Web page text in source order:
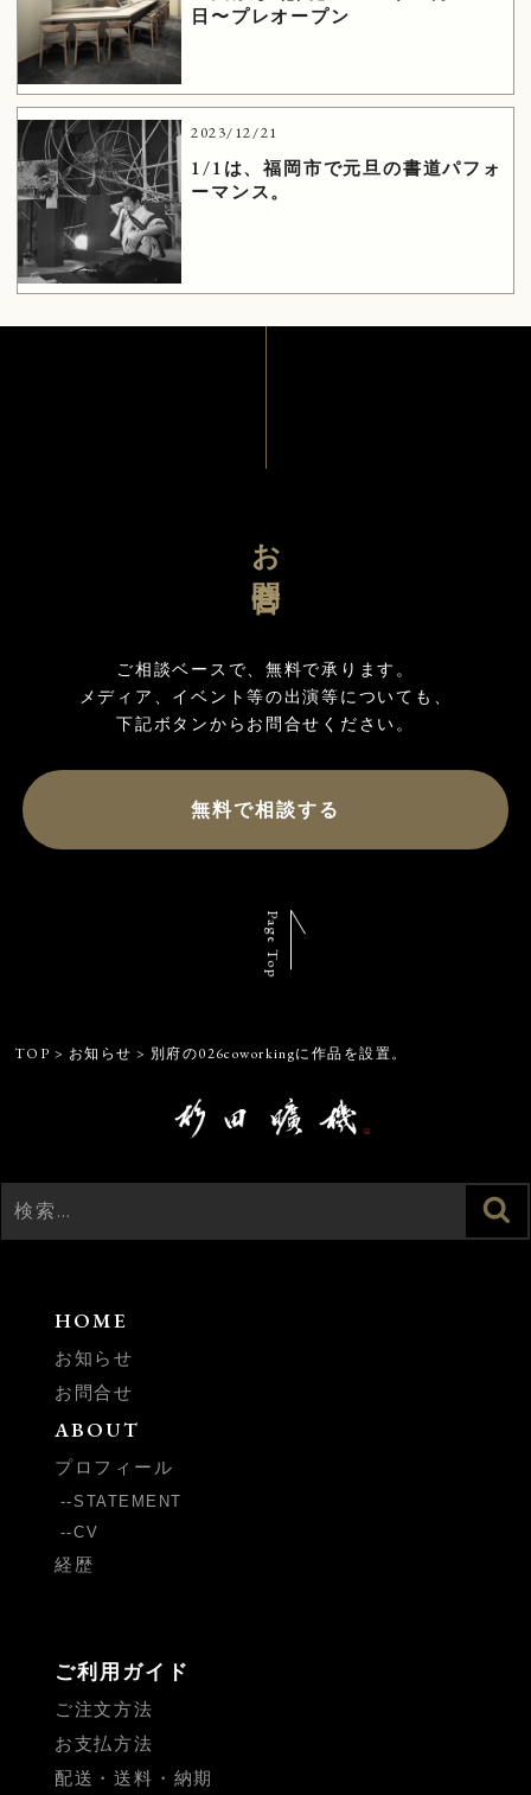
日〜プレオープン
2023/12/21
1/1は、福岡市で元旦の書道パフォ
ーマンス。
お問合せ
ご相談ベースで、無料で承ります。
メディア、イベント等の出演等についても、
無料で相談する
Page Top
TOP > お知らせ > 別府の026coworkingに作品を設置。
検
索:
HOME
お知らせ
お問合せ
ABOUT
プロフィール
STATEMENT
CV
経歴
ご利用ガイド
ご注文方法
お支払方法
配送・送料・納期